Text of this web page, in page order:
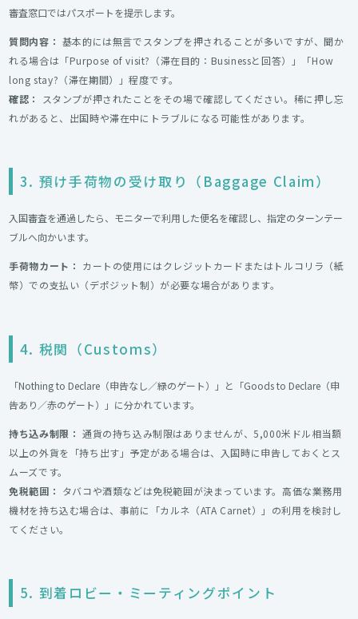
審査窓口ではパスポートを提示します。
質問内容： 基本的には無言でスタンプを押されることが多いですが、聞か
れる場合は「Purpose of visit?（滞在目的：Businessと回答）」「How
long stay?（滞在期間）」程度です。
確認：
スタンプが押されたことをその場で確認してください。稀に押し忘
れがあると、出国時や滞在中にトラブルになる可能性があります。
3. 預け手荷物の受け取り（Baggage Claim）
入国審査を通過したら、モニターで利用した便名を確認し、指定のターンテー
ブルへ向かいます。
手荷物カート： カートの使用にはクレジットカードまたはトルコリラ（紙
幣）での支払い（デポジット制）が必要な場合があります。
4. 税関（Customs）
「Nothing to Declare（申告なし／緑のゲート）」と「Goods to Declare（申
告あり／赤のゲート）」に分かれています。
持ち込み制限： 通貨の持ち込み制限はありませんが、5,000米ドル相当額
以上の外貨を「持ち出す」予定がある場合は、入国時に申告しておくとス
ムーズです。
免税範囲： タバコや酒類などは免税範囲が決まっています。高価な業務用
機材を持ち込む場合は、事前に「カルネ（ATA Carnet）」の利用を検討し
てください。
5. 到着ロビー・ミーティングポイント